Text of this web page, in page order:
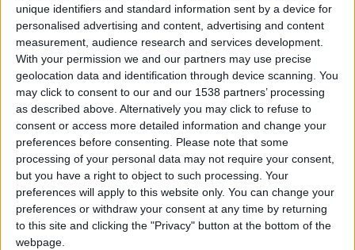
unique identifiers and standard information sent by a device for
personalised advertising and content, advertising and content
measurement, audience research and services development.
With your permission we and our partners may use precise
geolocation data and identification through device scanning. You
may click to consent to our and our 1538 partners’ processing
as described above. Alternatively you may click to refuse to
consent or access more detailed information and change your
preferences before consenting.
Please note that some
processing of your personal data may not require your consent,
but you have a right to object to such processing. Your
preferences will apply to this website only. You can change your
preferences or withdraw your consent at any time by returning
to this site and clicking the "Privacy" button at the bottom of the
webpage.